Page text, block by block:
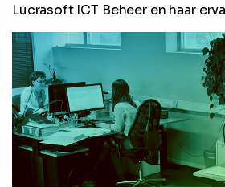
Lucrasoft ICT Beheer en haar